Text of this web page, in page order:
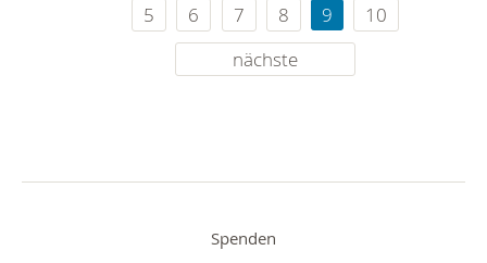
5
6 7 8 9
10
nächste
Spenden